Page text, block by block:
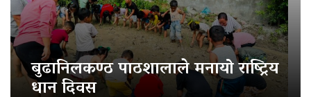
बुढानिलकण्ठ पाठशालाले मनायो राष्ट्रिय
धान दिवस